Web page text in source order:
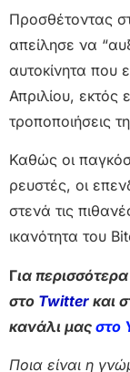
Προσθέτοντας
απείλησε να
αυτοκίνητα που
Απριλίου,
τροποποιήσεις
Καθώς οι
ρευστές, οι
στενά τις
ικανότητα του
Για
στο Twitter και
κανάλι μας στο
Ποια είναι η